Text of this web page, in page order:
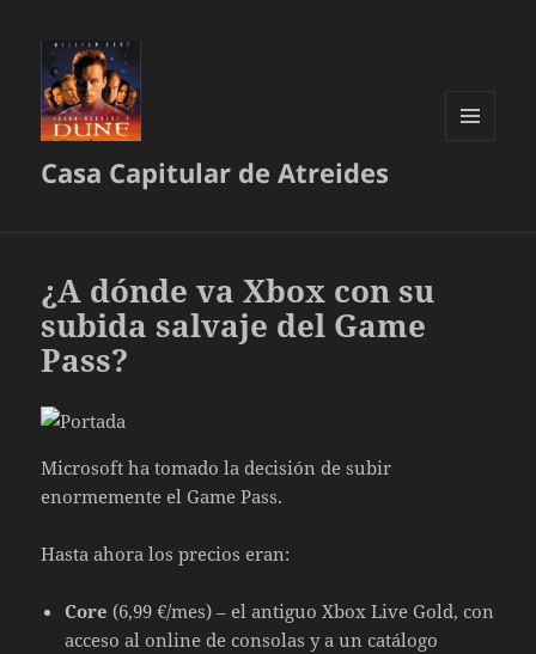
Casa Capitular de Atreides
¿A dónde va Xbox con su
subida salvaje del Game
Pass?
Microsoft ha tomado la decisión de subir
enormemente el Game Pass.
Hasta ahora los precios eran:
Core (6,99 €/mes) – el antiguo Xbox Live Gold, con
acceso al online de consolas y a un catálogo